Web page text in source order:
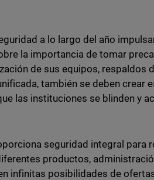
a lo largo del año
la importancia de tomar
de sus equipos, respaldos
también se deben crear
las instituciones se blinden y
seguridad integral para
productos,
infinitas posibilidades de